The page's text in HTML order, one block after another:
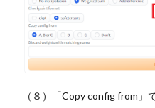
（８）「Copy config from